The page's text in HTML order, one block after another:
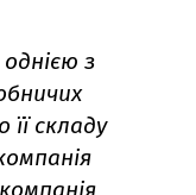
з
її складу